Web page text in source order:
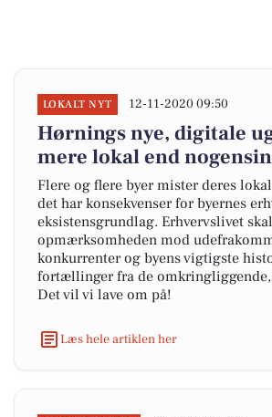
LOKALT NYT 12-11-2020 09:50
Hørnings nye, digitale
mere lokal end
Flere og flere byer mister deres
det har konsekvenser for byernes
eksistensgrundlag. Erhvervslivet
opmærksomheden mod
konkurrenter og byens vigtigste
fortællinger fra de omkringliggende,
Det vil vi lave om på!
Læs hele artiklen her